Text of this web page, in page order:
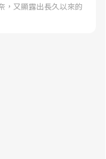
，又顯露出長久以來的